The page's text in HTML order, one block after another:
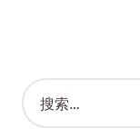
搜
索
：